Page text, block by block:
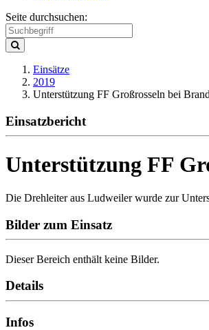
Seite durchsuchen:
Einsätze
2019
Unterstützung FF Großrosseln bei
Einsatzbericht
Unterstützung FF
Die Drehleiter aus Ludweiler wurde zur
Bilder zum Einsatz
Dieser Bereich enthält keine Bilder.
Details
Infos